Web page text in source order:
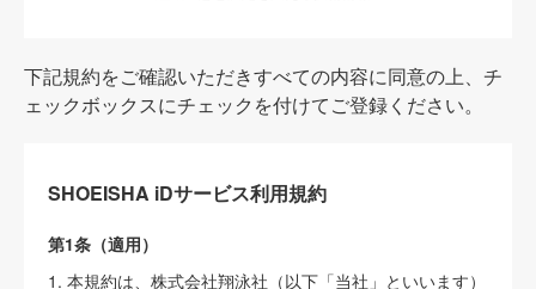
下記規約をご確認いただきすべての内容に同意の上、チ
ェックボックスにチェックを付けてご登録ください。
SHOEISHA iDサービス利用規約
第1条（適用）
1. 本規約は、株式会社翔泳社（以下「当社」といいます）